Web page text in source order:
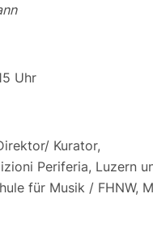
Uhr
Kurator,
Periferia, Luzern
für Musik / FHNW,